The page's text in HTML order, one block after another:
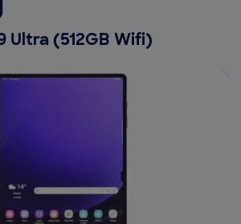
Ultra (512GB Wifi)